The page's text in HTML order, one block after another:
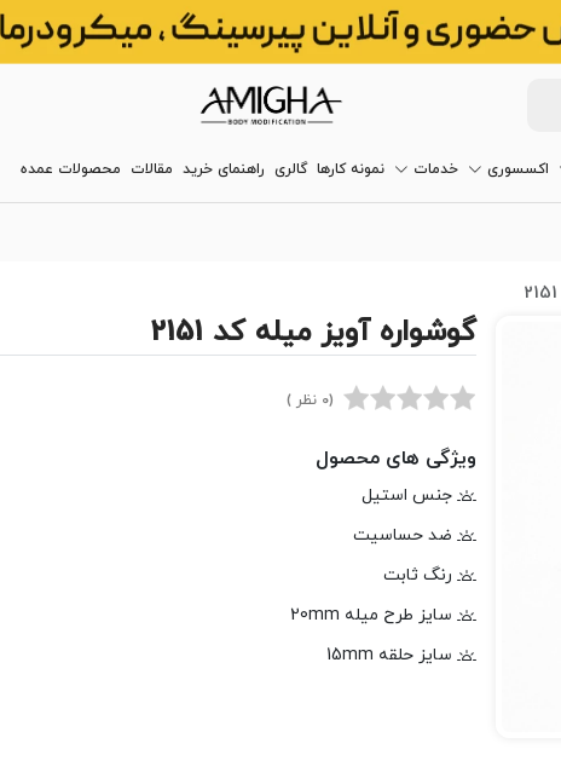
اکسسوری خدمات نمونه کارها گالری راهنمای خرید مقالات محصولات عمده
گوشواره آویز میله کد 2151
(0 نظر )
ویژگی های محصول
جنس استیل
ضد حساسیت
رنگ ثابت
سایز طرح میله 20mm
سایز حلقه 15mm